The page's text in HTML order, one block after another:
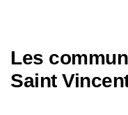
Les
Saint